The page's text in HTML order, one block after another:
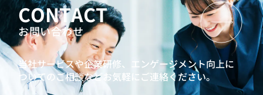
CONTACT
お問い合わせ
当社サービスや企業研修、エンゲージメント向上に
ついてのご相談などお気軽にご連絡ください。